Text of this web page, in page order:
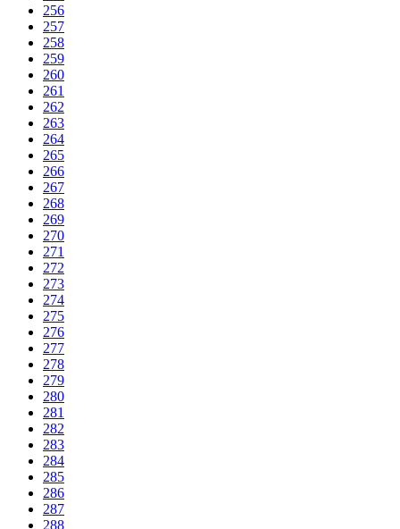
256
257
258
259
260
261
262
263
264
265
266
267
268
269
270
271
272
273
274
275
276
277
278
279
280
281
282
283
284
285
286
287
288